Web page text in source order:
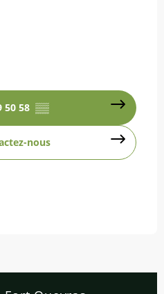
50 58 ▒▒
nous